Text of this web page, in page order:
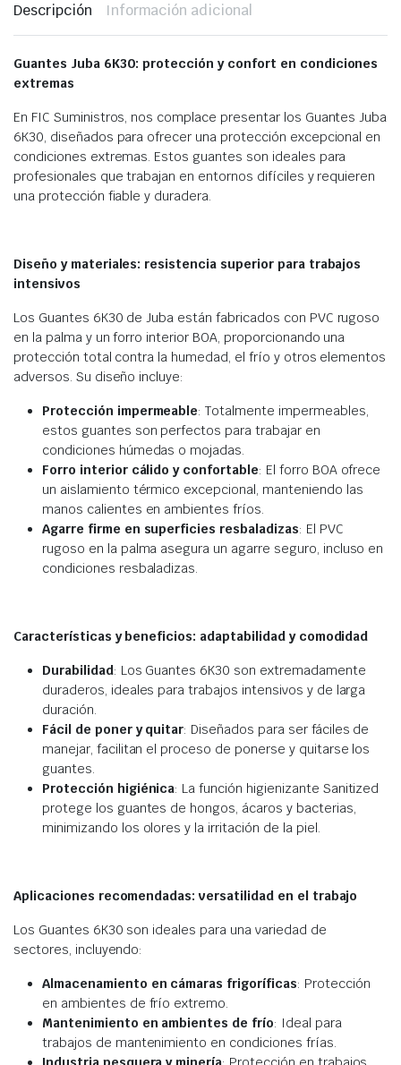
Descripción Información adicional
Guantes Juba 6K30: protección y confort en condiciones
extremas
En FIC Suministros, nos complace presentar los Guantes Juba
6K30, diseñados para ofrecer una protección excepcional en
condiciones extremas. Estos guantes son ideales para
profesionales que trabajan en entornos difíciles y requieren
una protección fiable y duradera.
Diseño y materiales: resistencia superior para trabajos
intensivos
Los Guantes 6K30 de Juba están fabricados con PVC rugoso
en la palma y un forro interior BOA, proporcionando una
protección total contra la humedad, el frío y otros elementos
adversos. Su diseño incluye:
Protección impermeable: Totalmente impermeables,
estos guantes son perfectos para trabajar en
condiciones húmedas o mojadas.
Forro interior cálido y confortable: El forro BOA ofrece
un aislamiento térmico excepcional, manteniendo las
manos calientes en ambientes fríos.
Agarre firme en superficies resbaladizas: El PVC
rugoso en la palma asegura un agarre seguro, incluso en
condiciones resbaladizas.
Características y beneficios: adaptabilidad y comodidad
Durabilidad: Los Guantes 6K30 son extremadamente
duraderos, ideales para trabajos intensivos y de larga
duración.
Fácil de poner y quitar: Diseñados para ser fáciles de
manejar, facilitan el proceso de ponerse y quitarse los
guantes.
Protección higiénica: La función higienizante Sanitized
protege los guantes de hongos, ácaros y bacterias,
minimizando los olores y la irritación de la piel.
Aplicaciones recomendadas: versatilidad en el trabajo
Los Guantes 6K30 son ideales para una variedad de
sectores, incluyendo:
Almacenamiento en cámaras frigoríficas: Protección
en ambientes de frío extremo.
Mantenimiento en ambientes de frío: Ideal para
trabajos de mantenimiento en condiciones frías.